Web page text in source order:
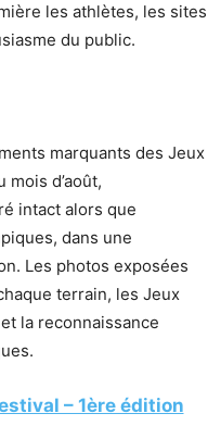
les athlètes, les sites
du public.
marquants des Jeux
d’août,
intact alors que
dans une
Les photos exposées
terrain, les Jeux
la reconnaissance
– 1ère édition